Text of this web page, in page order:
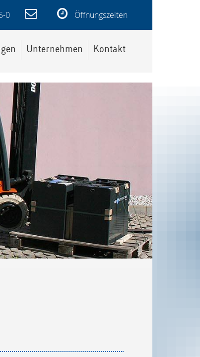
0 Öffnungszeiten
Unternehmen Kontakt